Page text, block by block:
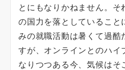
とにもなりかねません。そ
の国力を落としていること
みの就職活動は暑くて過酷
すが、オンラインとのハイ
なりつつある今、気候はそ